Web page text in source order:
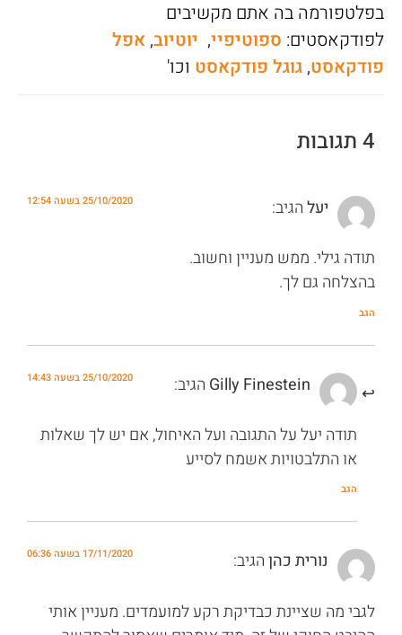
בפלטפורמה בה אתם מקשיבים
לפודקאסטים: ספוטיפיי, יוטיוב,אפל
פודקאסט,גוגל פודקאסט וכו'
4 תגובות
יעלהגיב: 25/10/2020 בשעה 12:54
תודה גילי. ממש מעניין וחשוב.
בהצלחה גם לך.
הגב
Gilly Finestein הגיב: 25/10/2020 בשעה 14:43
תודה יעל על התגובה ועל האיחול, אם יש לך שאלות
או התלבטויות אשמח לסייע
הגב
נורית כהןהגיב: 17/11/2020 בשעה 06:36
לגבי מה שציינת כבדיקת רקע למועמדים. מעניין אותי